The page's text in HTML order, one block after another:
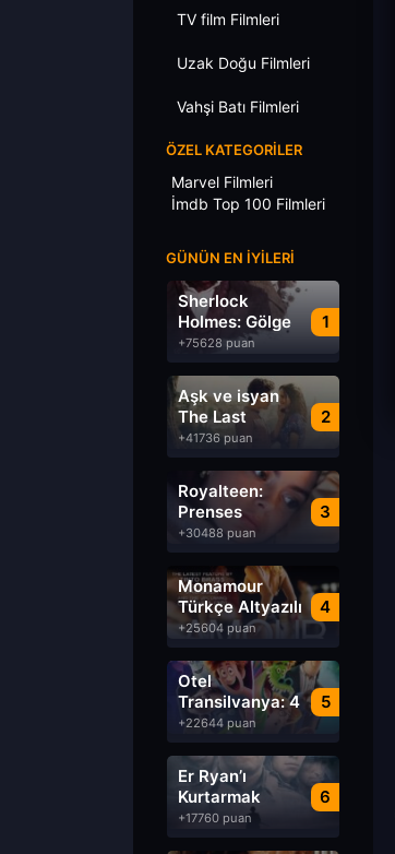
TV film Filmleri
Uzak Doğu Filmleri
Vahşi Batı Filmleri
ÖZEL KATEGORILER
Marvel Filmleri
İmdb Top 100 Filmleri
GÜNÜN EN İYILERI
1
Sherlock
Holmes: Gölge
Oyunları
+75628 puan
2
Aşk ve isyan
The Last
Parasido izle
+41736 puan
3
Royalteen:
Prenses
Margrethe izle
+30488 puan
4
Monamour
Türkçe Altyazılı
izle
+25604 puan
5
Otel
Transilvanya: 4
Transformanya
izle
+22644 puan
6
Er Ryan’ı
Kurtarmak
Saving Private
Ryan Türkçe
+17760 puan